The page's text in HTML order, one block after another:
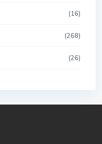
(16)
(268)
(26)